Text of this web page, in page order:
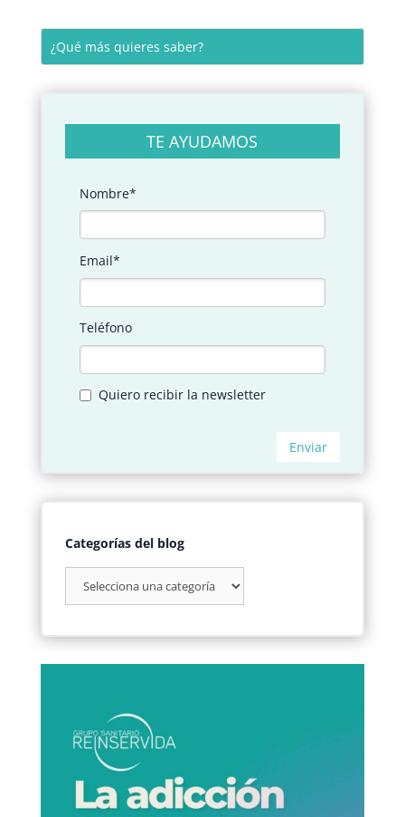
TE AYUDAMOS
Categorías del blog